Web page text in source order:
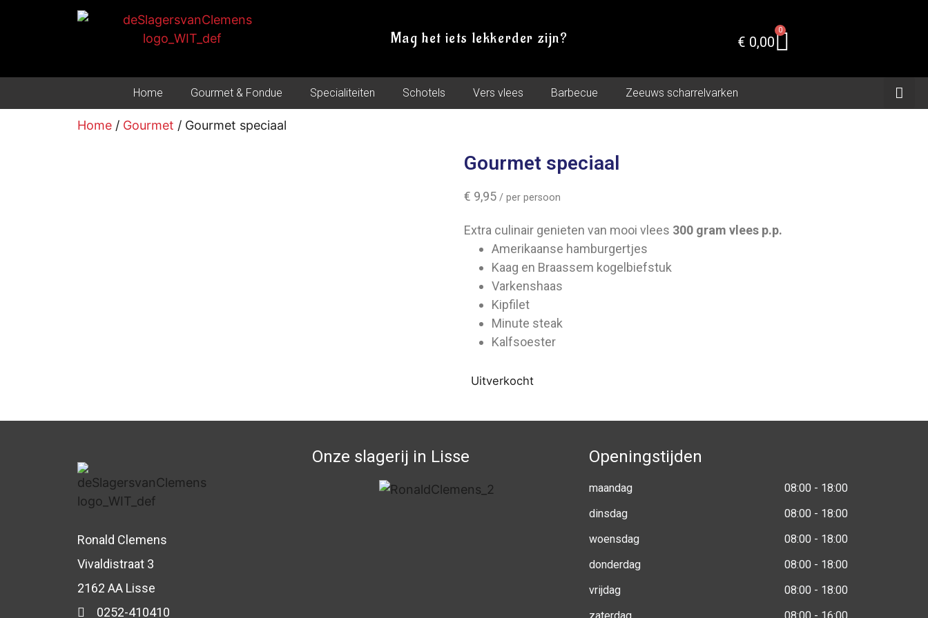
Mag het iets lekkerder zijn? € 0,00
0
Home Gourmet & Fondue Specialiteiten Schotels Vers vlees Barbecue Zeeuws scharrelvarken
Home / Gourmet / Gourmet speciaal
Gourmet speciaal
€ 9,95 / per persoon
Extra culinair genieten van mooi vlees 300 gram vlees p.p.
Amerikaanse hamburgertjes
Kaag en Braassem kogelbiefstuk
Varkenshaas
Kipfilet
Minute steak
Kalfsoester
Uitverkocht
Ronald Clemens
Vivaldistraat 3
2162 AA Lisse
0252-410410
Onze slagerij in Lisse Openingstijden
maandag
08:00 - 18:00
dinsdag
08:00 - 18:00
woensdag
08:00 - 18:00
donderdag
08:00 - 18:00
vrijdag
08:00 - 18:00